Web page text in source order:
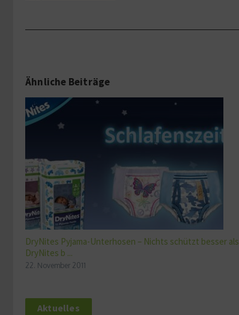
Ähnliche Beiträge
DryNites Pyjama-Unterhosen – Nichts schützt besser als
DryNites b ...
22. November 2011
Aktuelles